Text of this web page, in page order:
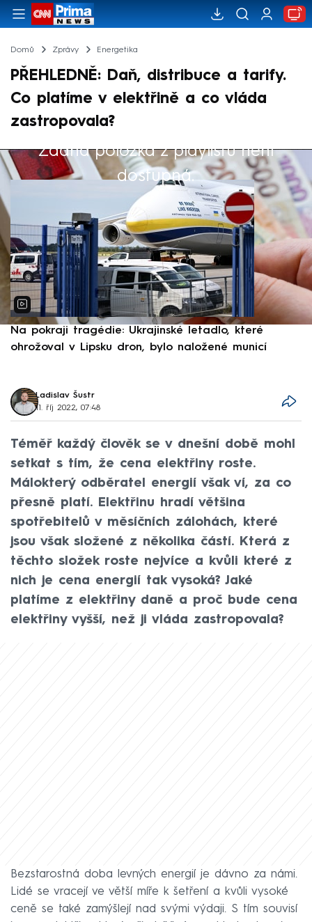
Domů Zprávy Energetika
PŘEHLEDNĚ: Daň, distribuce a tarify.
Co platíme v elektřině a co vláda
zastropovala?
Žádná položka z playlistu není
dostupná.
Výběr redakce
Na pokraji tragédie: Ukrajinské letadlo, které
ohrožoval v Lipsku dron, bylo naložené municí
Ladislav Šustr
11. říj 2022, 07:48
Téměř každý člověk se v dnešní době mohl
setkat s tím, že cena elektřiny roste.
Málokterý odběratel energií však ví, za co
přesně platí. Elektřinu hradí většina
spotřebitelů v měsíčních zálohách, které
jsou však složené z několika částí. Která z
těchto složek roste nejvíce a kvůli které z
nich je cena energií tak vysoká? Jaké
platíme z elektřiny daně a proč bude cena
elektřiny vyšší, než ji vláda zastropovala?
Bezstarostná doba levných energií je dávno za námi.
Lidé se vracejí ve větší míře k šetření a kvůli vysoké
ceně se také zamýšlejí nad svými výdaji. S tím souvisí